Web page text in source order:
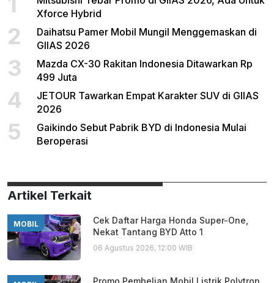
Xforce Hybrid
2
Daihatsu Pamer Mobil Mungil Menggemaskan di
GIIAS 2026
3
Mazda CX-30 Rakitan Indonesia Ditawarkan Rp
499 Juta
4
JETOUR Tawarkan Empat Karakter SUV di GIIAS
2026
5
Gaikindo Sebut Pabrik BYD di Indonesia Mulai
Beroperasi
Artikel Terkait
MOBIL
Cek Daftar Harga Honda Super-One,
Nekat Tantang BYD Atto 1
06 Agustus 2026, 12:00 WIB